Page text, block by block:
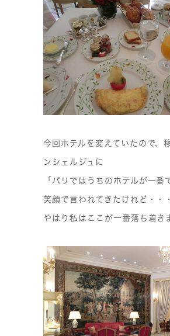
今回ホテルを変えていたので、
ンシェルジュに
「パリではうちのホテルが一番
笑顔で言われてきたけれど・・・
やはり私はここが一番落ち着き